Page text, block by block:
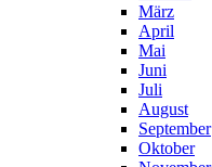
März
April
Mai
Juni
Juli
August
September
Oktober